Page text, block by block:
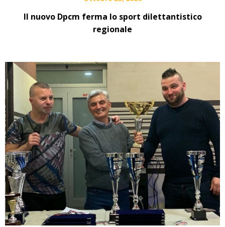
Il nuovo Dpcm ferma lo sport dilettantistico
regionale